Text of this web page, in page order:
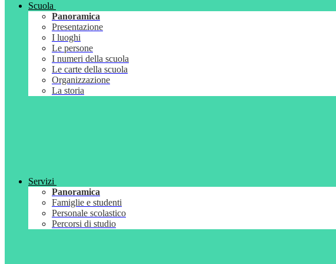
Scuola
Panoramica
Presentazione
I luoghi
Le persone
I numeri della scuola
Le carte della scuola
Organizzazione
La storia
Servizi
Panoramica
Famiglie e studenti
Personale scolastico
Percorsi di studio